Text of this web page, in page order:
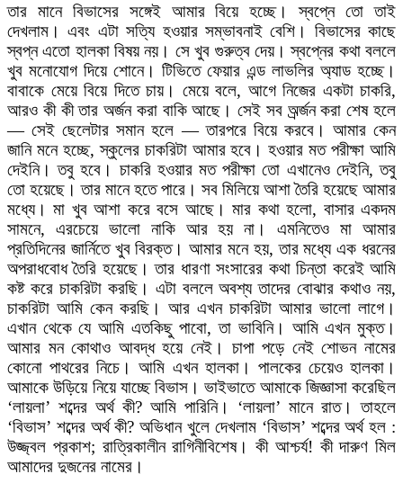
তার মানে বিভাসের সঙ্গেই আমার বিয়ে হচ্ছে। স্বপ্নে তো তাই
দেখলাম। এবং এটা সত্যি হওয়ার সম্ভাবনাই বেশি। বিভাসের কাছে
স্বপ্ন এতো হালকা বিষয় নয়। সে খুব গুরুত্ব দেয়। স্বপ্নের কথা বললে
খুব মনোযোগ দিয়ে শোনে। টিভিতে ফেয়ার এন্ড লাভলির অ্যাড হচ্ছে।
বাবাকে মেয়ে বিয়ে দিতে চায়। মেয়ে বলে, আগে নিজের একটা চাকরি,
আরও কী কী তার অর্জন করা বাকি আছে। সেই সব অর্র্জন করা শেষ হলে
— সেই ছেলেটার সমান হলে — তারপরে বিয়ে করবে। আমার কেন
জানি মনে হচ্ছে, স্কুলের চাকরিটা আমার হবে। হওয়ার মত পরীক্ষা আমি
দেইনি। তবু হবে। চাকরি হওয়ার মত পরীক্ষা তো এখানেও দেইনি, তবু
তো হয়েছে। তার মানে হতে পারে। সব মিলিয়ে আশা তৈরি হয়েছে আমার
মধ্যে। মা খুব আশা করে বসে আছে। মার কথা হলো, বাসার একদম
সামনে, এরচেয়ে ভালো নাকি আর হয় না। এমনিতেও মা আমার
প্রতিদিনের জার্নিতে খুব বিরক্ত। আমার মনে হয়, তার মধ্যে এক ধরনের
অপরাধবোধ তৈরি হয়েছে। তার ধারণা সংসারের কথা চিন্তা করেই আমি
কষ্ট করে চাকরিটা করছি। এটা বললে অবশ্য তাদের বোঝার কথাও নয়,
চাকরিটা আমি কেন করছি। আর এখন চাকরিটা আমার ভালো লাগে।
এখান থেকে যে আমি এতকিছু পাবো, তা ভাবিনি। আমি এখন মুক্ত।
আমার মন কোথাও আবদ্ধ হয়ে নেই। চাপা পড়ে নেই শোভন নামের
কোনো পাথরের নিচে। আমি এখন হালকা। পালকের চেয়েও হালকা।
আমাকে উড়িয়ে নিয়ে যাচ্ছে বিভাস। ভাইভাতে আমাকে জিজ্ঞাসা করেছিল
‘লায়লা’ শব্দের অর্থ কী? আমি পারিনি। ‘লায়লা’ মানে রাত। তাহলে
‘বিভাস’ শব্দের অর্থ কী? অভিধান খুলে দেখলাম ‘বিভাস’ শব্দের অর্থ হল :
উজ্জ্বল প্রকাশ; রাত্রিকালীন রাগিনীবিশেষ। কী আশ্চর্য! কী দারুণ মিল
আমাদের দুজনের নামের।